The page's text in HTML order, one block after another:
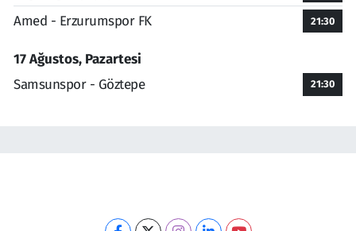
Amed - Erzurumspor FK 21:30
17 Ağustos, Pazartesi
Samsunspor - Göztepe
21:30